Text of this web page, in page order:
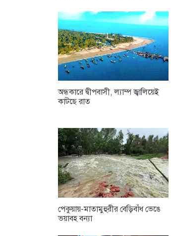
অন্ধকারে দ্বীপবাসী, ল্যাম্প জ্বালিয়েই
কাটছে রাত
পেকুয়ায়-মাতামুহুরীর বেড়িবাঁধ ভেঙে
ভয়াবহ বন্যা